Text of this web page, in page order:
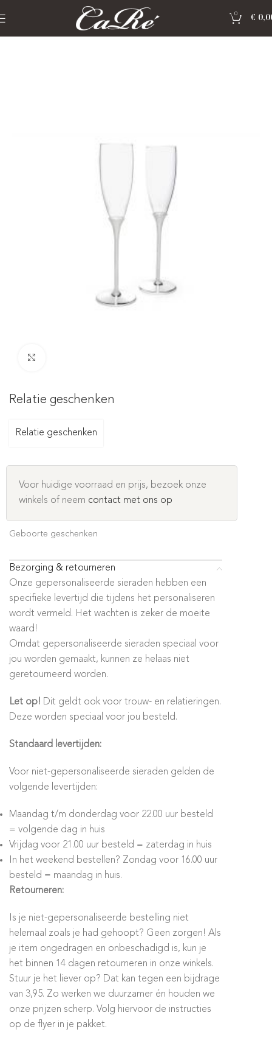
0
€
Relatie geschenken
Relatie geschenken
Relatie geschenken
Voor huidige voorraad en prijs, bezoek onze
winkels of neem contact met ons op
Geboorte geschenken
Bezorging & retourneren
Onze gepersonaliseerde sieraden hebben een
specifieke levertijd die tijdens het personaliseren
wordt vermeld. Het wachten is zeker de moeite
waard!
Omdat gepersonaliseerde sieraden speciaal voor
jou worden gemaakt, kunnen ze helaas niet
geretourneerd worden.
Let op! Dit geldt ook voor trouw- en relatieringen.
Deze worden speciaal voor jou besteld.
Standaard levertijden:
Voor niet-gepersonaliseerde sieraden gelden de
volgende levertijden:
Maandag t/m donderdag voor 22.00 uur besteld
= volgende dag in huis
Vrijdag voor 21.00 uur besteld = zaterdag in huis
In het weekend bestellen? Zondag voor 16.00 uur
besteld = maandag in huis.
Retourneren:
Is je niet-gepersonaliseerde bestelling niet
helemaal zoals je had gehoopt? Geen zorgen! Als
je item ongedragen en onbeschadigd is, kun je
het binnen 14 dagen retourneren in onze winkels.
Stuur je het liever op? Dat kan tegen een bijdrage
van 3,95. Zo werken we duurzamer én houden we
onze prijzen scherp. Volg hiervoor de instructies
op de flyer in je pakket.